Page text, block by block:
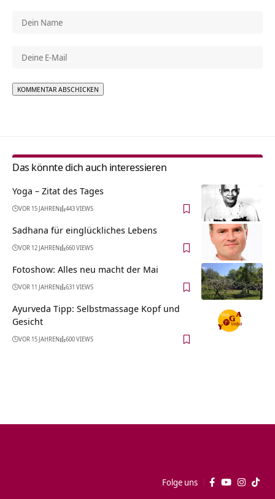
Das könnte dich auch interessieren
Yoga – Zitat des Tages
VOR 15 JAHREN 443 VIEWS
Sadhana für einglückliches Lebens
VOR 12 JAHREN 660 VIEWS
Fotoshow: Alles neu macht der Mai
VOR 11 JAHREN 631 VIEWS
Ayurveda Tipp: Selbstmassage Kopf und
Gesicht
VOR 15 JAHREN 600 VIEWS
Folge uns